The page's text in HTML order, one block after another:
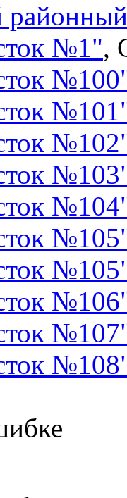
№1",
№100
№101
№102
№103
№104
№105
№105
№106
№107
№108